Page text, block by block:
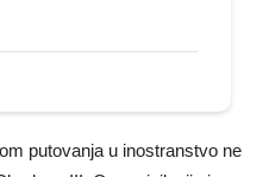
putovanja u inostranstvo ne